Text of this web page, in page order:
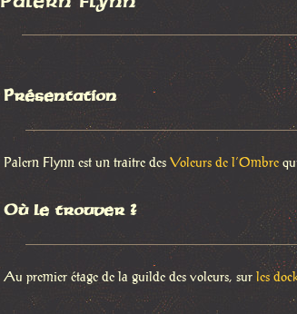
Présentation
Palern Flynn est un traitre des Voleurs de l’Ombre
Où le trouver ?
Au premier étage de la guilde des voleurs, sur les